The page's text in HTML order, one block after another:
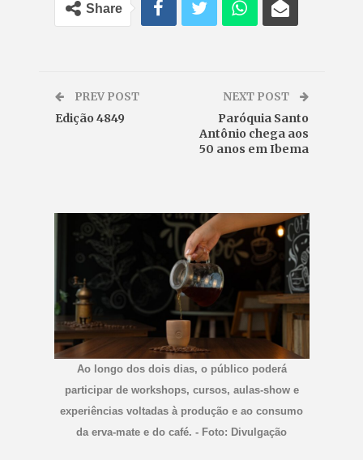
Share
PREV POST
Edição 4849
NEXT POST
Paróquia Santo
Antônio chega aos
50 anos em Ibema
Ao longo dos dois dias, o público poderá
participar de workshops, cursos, aulas-show e
experiências voltadas à produção e ao consumo
da erva-mate e do café. - Foto: Divulgação